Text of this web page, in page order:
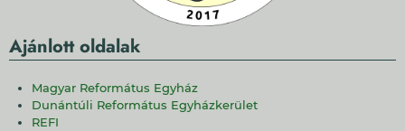
Ajánlott oldalak
Magyar Református Egyház
Dunántúli Református Egyházkerület
REFI